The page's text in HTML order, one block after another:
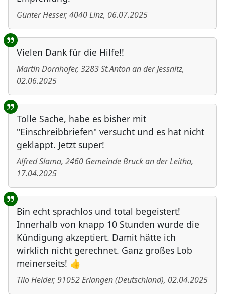
Günter Hesser, 4040Linz, 06.07.2025
Vielen Dank für die Hilfe!!
Martin Dornhofer, 3283St.Anton an der Jessnitz,
02.06.2025
Tolle Sache, habe es bisher mit
"Einschreibbriefen" versucht und es hat nicht
geklappt. Jetzt super!
Alfred Slama, 2460 Gemeinde Bruck an der Leitha,
17.04.2025
Bin echt sprachlos und total begeistert!
Innerhalb von knapp 10 Stunden wurde die
Kündigung akzeptiert. Damit hätte ich
wirklich nicht gerechnet. Ganz großes Lob
meinerseits! 👍
Tilo Heider, 91052Erlangen(Deutschland), 02.04.2025